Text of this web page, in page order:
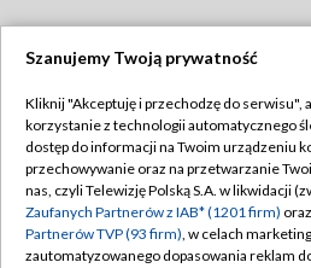
TVP
Abonament TVP
Emisja w TVP
Centrum informacji TVP
Regulamin
Polityka
Moje
Szanujemy Twoją prywatność
Kliknij "Akceptuję i przechodzę do serwisu",
korzystanie z technologii automatycznego
dostęp do informacji na Twoim urządzeniu
przechowywanie oraz na przetwarzanie
nas, czyli Telewizję Polską S.A. w likwidacji
Zaufanych Partnerów z IAB* (1201 firm)
Partnerów TVP (93 firm), w celach
zautomatyzowanego dopasowania reklam